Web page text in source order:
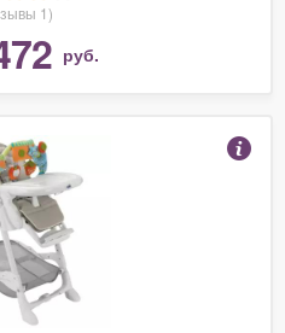
1)
руб.